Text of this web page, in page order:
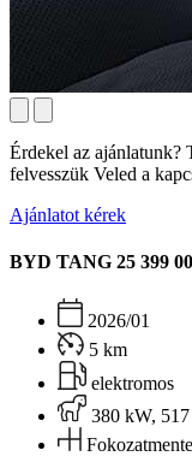
Érdekel az ajánlatunk?
felvesszük Veled a
Ajánlatot kérek
BYD TANG 25 399
2026/01
5 km
elektromos
380 kW,